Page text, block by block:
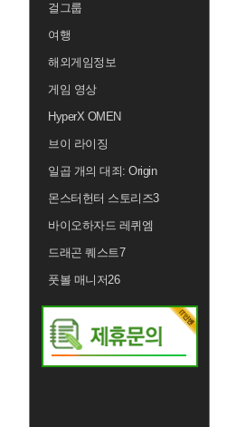
걸그룹
여행
해외게임정보
게임 영상
HyperX OMEN
브이 라이징
일곱 개의 대죄: Origin
몬스터헌터 스토리즈3
바이오하자드 레퀴엠
드래곤 퀘스트7
풋볼 매니저26